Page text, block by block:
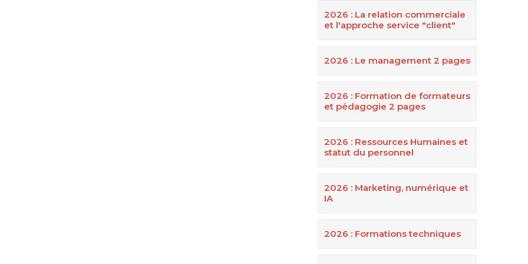
2026 : La relation commerciale
et l'approche service "client"
2026 : Le management 2 pages
2026 : Formation de formateurs
et pédagogie 2 pages
2026 : Ressources Humaines et
statut du personnel
2026 : Marketing, numérique et
IA
2026 : Formations techniques